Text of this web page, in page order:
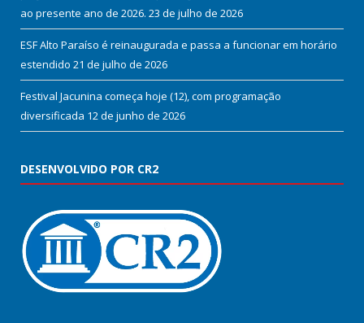
ao presente ano de 2026. 23 de julho de 2026
ESF Alto Paraíso é reinaugurada e passa a funcionar em horário
estendido 21 de julho de 2026
Festival Jacunina começa hoje (12), com programação
diversificada 12 de junho de 2026
DESENVOLVIDO POR CR2